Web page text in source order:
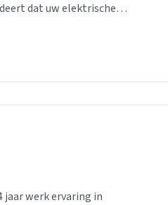
dat uw elektrische
werk ervaring in